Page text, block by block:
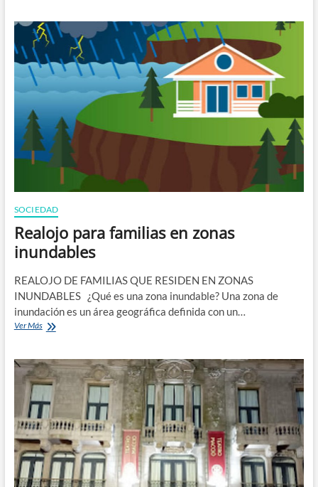
SOCIEDAD
Realojo para familias en zonas
inundables
REALOJO DE FAMILIAS QUE RESIDEN EN ZONAS
INUNDABLES ¿Qué es una zona inundable? Una zona de
inundación es un área geográfica definida con un…
Ver MásRealojo
en
zonas
inundables